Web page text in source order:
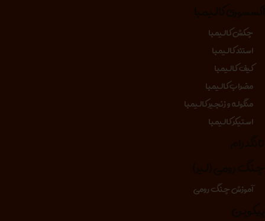
چکش کالیمبا
استند کالیمبا
کیف کالیمبا
مضراب کالیمبا
منگوله و زنجیر کالیمبا
استیکر کالیمبا
آموزش چنگ رومی